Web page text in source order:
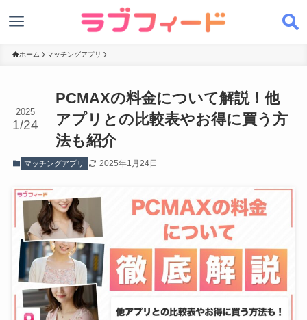
ホーム マッチングアプリ
PCMAXの料金について解説！他
アプリとの比較表やお得に買う方
法も紹介
2025
1/24
マッチングアプリ 2025年1月24日